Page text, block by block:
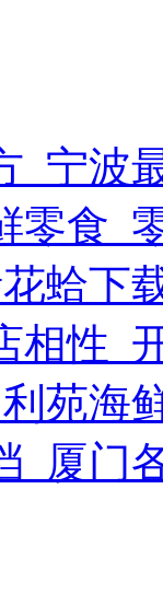
_宁波
零食_
蛤下
相性_
苑海
_厦门